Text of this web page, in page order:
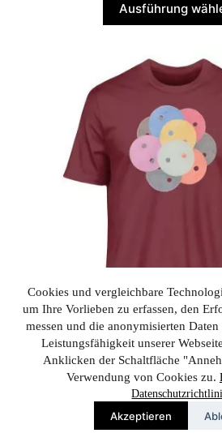
Cookies und vergleichbare
um Ihre Vorlieben zu erfassen, den
messen und die anonymisierten
Leistungsfähigkeit unserer
Anklicken der Schaltfläche
Verwendung von Cookies zu.
Akzeptieren
AusführungProdukt
weist
Varianten
auf.
Die
können
der
gewählt
werden
„Knöpfe“ von Monika Kapfer –
Organic Shirt 2.0
39,90€
Ausführung
Dieses